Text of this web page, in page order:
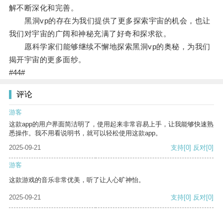
解不断深化和完善。
黑洞vp的存在为我们提供了更多探索宇宙的机会，也让
我们对宇宙的广阔和神秘充满了好奇和探求欲。
愿科学家们能够继续不懈地探索黑洞vp的奥秘，为我们
揭开宇宙的更多面纱。
#44#
评论
游客
这款app的用户界面简洁明了，使用起来非常容易上手，让我能够快速熟
悉操作。我不用看说明书，就可以轻松使用这款app。
2025-09-21
支持[0] 反对[0]
游客
这款游戏的音乐非常优美，听了让人心旷神怡。
2025-09-21 支持[0] 反对[0]